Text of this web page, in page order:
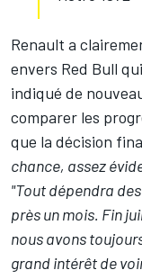
Renault a
envers Red Bull
indiqué de
comparer les
que la décision
chance, assez
"Tout dépendra
près un mois. Fin
nous avons
grand intérêt de